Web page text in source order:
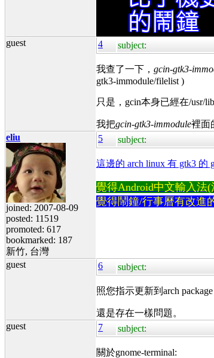
guest 4 subject:
我查了一下， gcin-gtk3-
gtk3-immodule/filelist )
只是，gcin本身已經在/usr/
我把gcin-gtk3-immodule裡面
eliu
joined: 2007-08-09
posted: 11519
promoted: 617
bookmarked: 187
新竹, 台灣
5 subject:
這邊的 arch linux 有 gtk3 的
覺得Android中文輸入法
覺得鬧鐘/行事曆有改進
guest 6 subject:
照您指示更新到arch
還是存在一樣問題。
guest
7 subject:
關於gnome-terminal: